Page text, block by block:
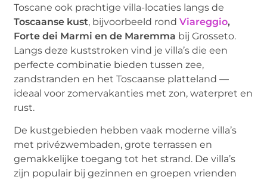
Toscane ook prachtige villa-locaties langs de
Toscaanse kust, bijvoorbeeld rondViareggio,
Forte dei Marmi en de Maremma bij Grosseto.
Langs deze kuststroken vind je villa’s die een
perfecte combinatie bieden tussen zee,
zandstranden en het Toscaanse platteland —
ideaal voor zomervakanties met zon, waterpret en
rust.
De kustgebieden hebben vaak moderne villa’s
met privézwembaden, grote terrassen en
gemakkelijke toegang tot het strand. De villa’s
zijn populair bij gezinnen en groepen vrienden